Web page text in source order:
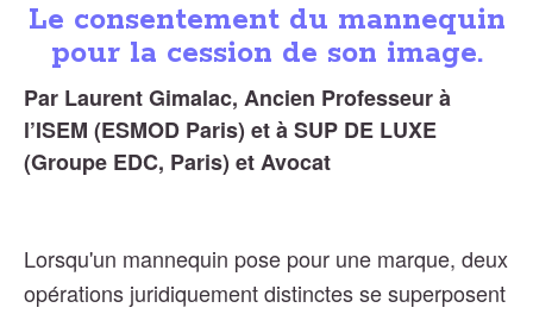
Le consentement du mannequin
pour la cession de son image.
Par Laurent Gimalac, Ancien Professeur à
l’ISEM (ESMOD Paris) et à SUP DE LUXE
(Groupe EDC, Paris) et Avocat
Lorsqu'un mannequin pose pour une marque, deux
opérations juridiquement distinctes se superposent